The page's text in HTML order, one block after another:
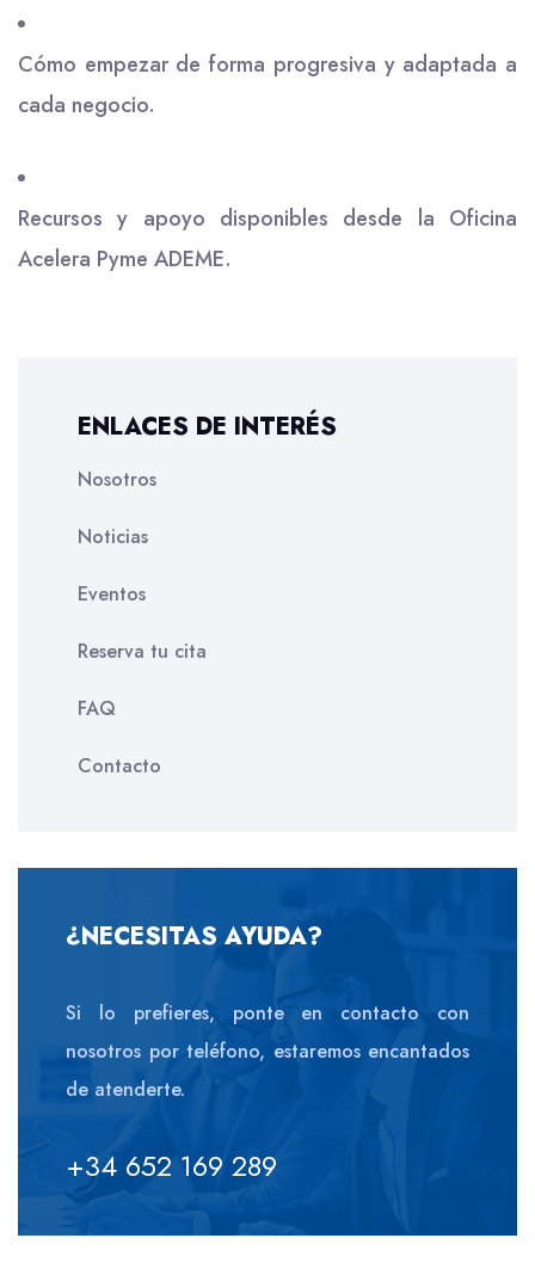
Cómo empezar de forma progresiva y adaptada a
cada negocio.
Recursos y apoyo disponibles desde la Oficina
Acelera Pyme ADEME.
ENLACES DE INTERÉS
Nosotros
Noticias
Eventos
Reserva tu cita
FAQ
Contacto
¿NECESITAS AYUDA?
Si lo prefieres, ponte en contacto con
nosotros por teléfono, estaremos encantados
de atenderte.
+34 652 169 289